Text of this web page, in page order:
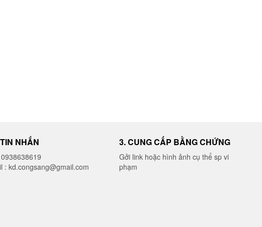
NHẮN
: kd.congsang@gmail.com
3. CUNG CẤP BẰNG CHỨNG
Gởi link hoặc hình ảnh cụ thể sp vi
phạm